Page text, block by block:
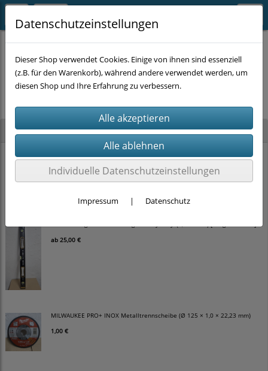
Neu im Shop
STAHLKAISER Ratschen-Ringmaulschlüssel-Satz (22-tlg., SW 6–32 mm) im
Koffer
100,00 €
ab 25,00 €
MILWAUKEE PRO+ INOX Metalltrennscheibe (Ø 125 × 1,0 × 22,23 mm)
1,00 €
Es wurden leider keine Produkte gefunden.
Datenschutzeinstellungen
Dieser Shop verwendet Cookies. Einige von ihnen sind essenziell
(z.B. für den Warenkorb), während andere verwendet werden, um
diesen Shop und Ihre Erfahrung zu verbessern.
Individuelle Datenschutzeinstellungen
Impressum | Datenschutz